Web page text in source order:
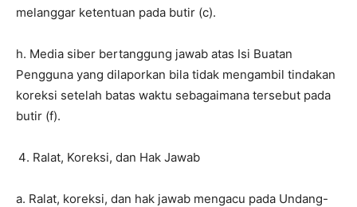
melanggar ketentuan pada butir (c).
h. Media siber bertanggung jawab atas Isi Buatan
Pengguna yang dilaporkan bila tidak mengambil tindakan
koreksi setelah batas waktu sebagaimana tersebut pada
butir (f).
Ralat, Koreksi, dan Hak Jawab
a. Ralat, koreksi, dan hak jawab mengacu pada Undang-